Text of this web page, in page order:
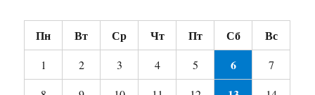
Пн Вт Ср Чт Пт Сб Вс
1 2 3 4 5 6
7